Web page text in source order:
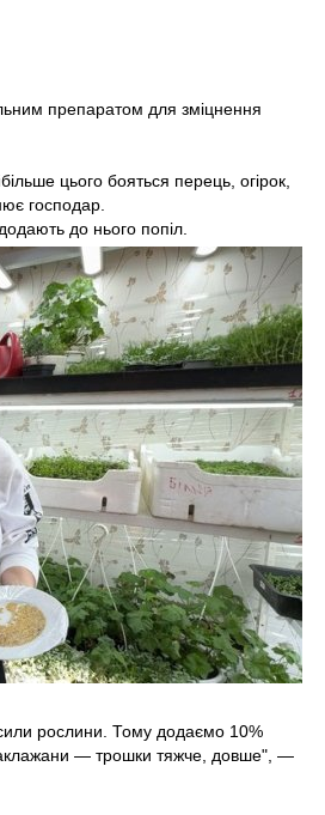
препаратом для зміцнення
цього бояться перець, огірок,
господар.
до нього попіл.
рослини. Тому додаємо 10%
— трошки тяжче, довше", —